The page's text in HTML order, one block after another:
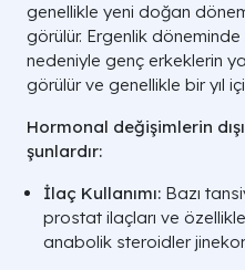
genellikle yeni doğan
görülür. Ergenlik
nedeniyle genç erkeklerin
görülür ve genellikle bir yıl
Hormonal değişimlerin
şunlardır:
İlaç Kullanımı: Bazı
prostat ilaçları ve özellikle
anabolik steroidler